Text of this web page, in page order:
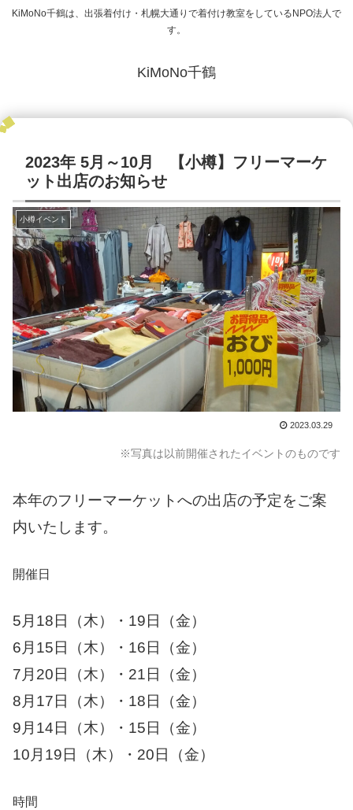
KiMoNo千鶴は、出張着付け・札幌大通りで着付け教室をしているNPO法人で
す。
KiMoNo千鶴
2023年 5月～10月 【小樽】フリーマーケ
ット出店のお知らせ
小樽イベント
2023.03.29
※写真は以前開催されたイベントのものです
本年のフリーマーケットへの出店の予定をご案
内いたします。
開催日
5月18日（木）・19日（金）
6月15日（木）・16日（金）
7月20日（木）・21日（金）
8月17日（木）・18日（金）
9月14日（木）・15日（金）
10月19日（木）・20日（金）
時間